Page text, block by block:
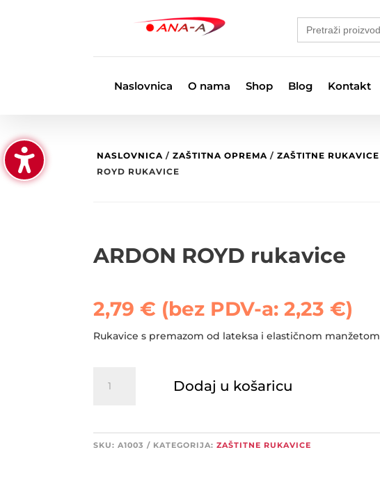
Search
for:
Naslovnica O nama Shop Blog Kontakt
NASLOVNICA /ZAŠTITNA OPREMA /ZAŠTITNE RUKAVICE
ROYD RUKAVICE
ARDON ROYD rukavice
2,79€ (bez PDV-a:2,23€)
Rukavice s premazom od lateksa i elastičnom
ROYD
Dodaj u košaricu
SKU:A1003 KATEGORIJA:ZAŠTITNE RUKAVICE